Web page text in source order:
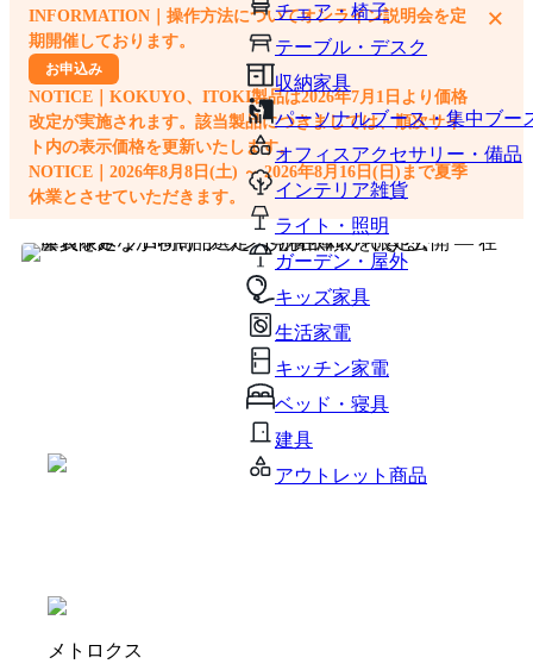
チェア・椅子
テーブル・デスク
収納家具
パーソナルブース・集中ブー
オフィスアクセサリー・備品
インテリア雑貨
ライト・照明
ガーデン・屋外
キッズ家具
生活家電
キッチン家電
ベッド・寝具
建具
アウトレット商品
他のサイトで見つけた商品ページのURLを貼り付けて、カートに追加できます
INFORMATION｜操作方法についてオンライン説明会を定
期開催しております。
お申込み
NOTICE｜KOKUYO、ITOKI製品は2026年7月1日より価格
改定が実施されます。該当製品につきましては、順次サイ
ト内の表示価格を更新いたします。
NOTICE｜2026年8月8日(土) ～ 2026年8月16日(日)まで夏季
休業とさせていただきます。
×
メトロクス